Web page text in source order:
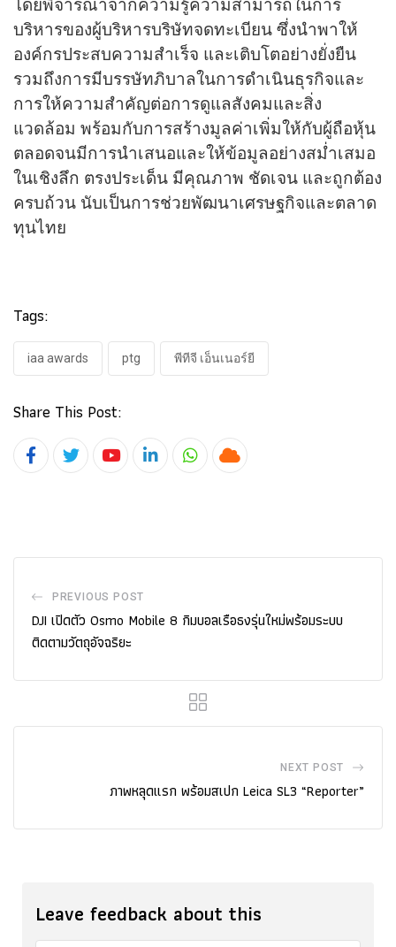
โดยพิจารณาจากความรู้ความสามารถในการ
บริหารของผู้บริหารบริษัทจดทะเบียน ซึ่งนำพาให้
องค์กรประสบความสำเร็จ และเติบโตอย่างยั่งยืน
รวมถึงการมีบรรษัทภิบาลในการดำเนินธุรกิจและ
การให้ความสำคัญต่อการดูแลสังคมและสิ่ง
แวดล้อม พร้อมกับการสร้างมูลค่าเพิ่มให้กับผู้ถือหุ้น
ตลอดจนมีการนำเสนอและให้ข้อมูลอย่างสม่ำเสมอ
ในเชิงลึก ตรงประเด็น มีคุณภาพ ชัดเจน และถูกต้อง
ครบถ้วน นับเป็นการช่วยพัฒนาเศรษฐกิจและตลาด
ทุนไทย
Tags:
iaa awards ptg พีทีจี เอ็นเนอร์ยี
Share This Post:
YoutubeLinkedInWhatsapp
Cloud
PREVIOUS POST
DJI เปิดตัว Osmo Mobile 8 กิมบอลเรือธงรุ่นใหม่พร้อมระบบ
ติดตามวัตถุอัจฉริยะ
NEXT POST
ภาพหลุดแรก พร้อมสเปก Leica SL3 “Reporter”
Leave feedback about this